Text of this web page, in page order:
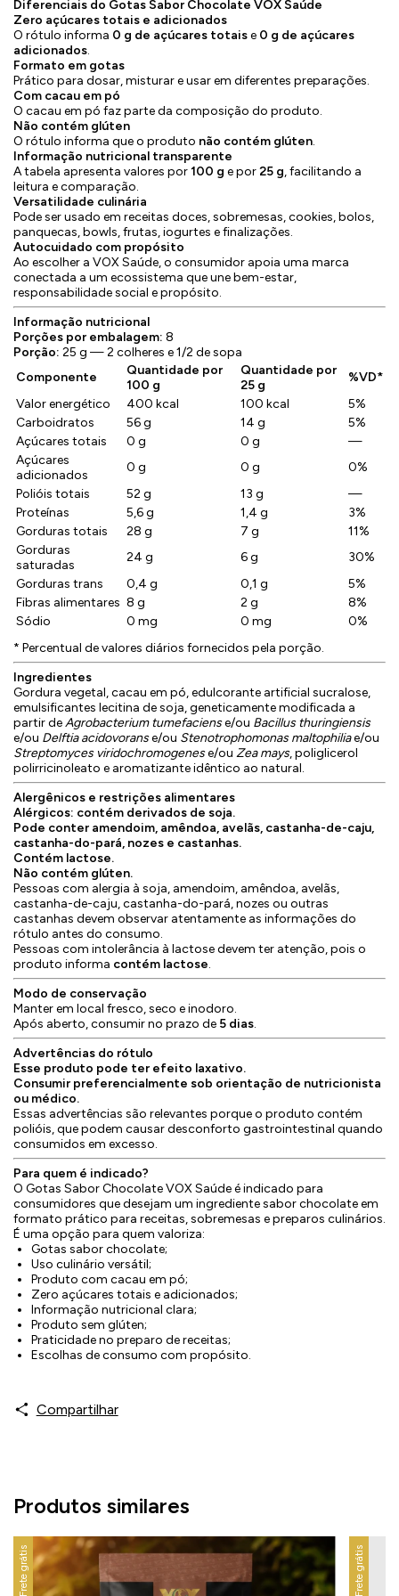
Diferenciais do Gotas Sabor Chocolate VOX Saúde
Zero açúcares totais e adicionados
O rótulo informa 0 g de açúcares totaise 0 g de açúcares
adicionados.
Formato em gotas
Prático para dosar, misturar e usar em diferentes preparações.
Com cacau em pó
O cacau em pó faz parte da composição do produto.
Não contém glúten
O rótulo informa que o produto não contém glúten.
Informação nutricional transparente
A tabela apresenta valores por100 g e por25 g, facilitando a
leitura e comparação.
Versatilidade culinária
Pode ser usado em receitas doces, sobremesas, cookies, bolos,
panquecas, bowls, frutas, iogurtes e finalizações.
Autocuidado com propósito
Ao escolher a VOX Saúde, o consumidor apoia uma marca
conectada a um ecossistema que une bem-estar,
responsabilidade social e propósito.
Informação nutricional
Porções por embalagem: 8
Porção: 25 g — 2 colheres e 1/2 de sopa
Componente
Quantidade por
100 g
Quantidade por
25 g
%VD*
Valor energético
400 kcal 100 kcal
5%
Carboidratos
56 g 14 g
5%
Açúcares totais
0 g 0 g
—
Açúcares
adicionados
0 g 0 g
0%
Polióis totais
52 g 13 g
—
Proteínas
5,6 g 1,4 g
3%
Gorduras totais
28 g 7 g
11%
Gorduras
saturadas
24 g 6 g
30%
Gorduras trans
0,4 g 0,1 g
5%
Fibras alimentares 8 g 2 g
8%
Sódio
0 mg 0 mg
0%
* Percentual de valores diários fornecidos pela porção.
Ingredientes
Gordura vegetal, cacau em pó, edulcorante artificial sucralose,
emulsificantes lecitina de soja, geneticamente modificada a
partir deAgrobacterium tumefaciense/ou Bacillus thuringiensis
e/ou Delftia acidovoranse/ou Stenotrophomonas maltophiliae/ou
Streptomyces viridochromogenese/ou Zea mays, poliglicerol
polirricinoleato e aromatizante idêntico ao natural.
Alergênicos e restrições alimentares
Alérgicos: contém derivados de soja.
Pode conter amendoim, amêndoa, avelãs, castanha-de-caju,
castanha-do-pará, nozes e castanhas.
Contém lactose.
Não contém glúten.
Pessoas com alergia à soja, amendoim, amêndoa, avelãs,
castanha-de-caju, castanha-do-pará, nozes ou outras
castanhas devem observar atentamente as informações do
rótulo antes do consumo.
Pessoas com intolerância à lactose devem ter atenção, pois o
produto informa contém lactose.
Modo de conservação
Manter em local fresco, seco e inodoro.
Após aberto, consumir no prazo de 5 dias.
Advertências do rótulo
Esse produto pode ter efeito laxativo.
Consumir preferencialmente sob orientação de nutricionista
ou médico.
Essas advertências são relevantes porque o produto contém
polióis, que podem causar desconforto gastrointestinal quando
consumidos em excesso.
Para quem é indicado?
O Gotas Sabor Chocolate VOX Saúde é indicado para
consumidores que desejam um ingrediente sabor chocolate em
formato prático para receitas, sobremesas e preparos culinários.
É uma opção para quem valoriza:
Gotas sabor chocolate;
Uso culinário versátil;
Produto com cacau em pó;
Zero açúcares totais e adicionados;
Informação nutricional clara;
Produto sem glúten;
Praticidade no preparo de receitas;
Escolhas de consumo com propósito.
Compartilhar
Produtos similares
Frete grátis Frete grátis